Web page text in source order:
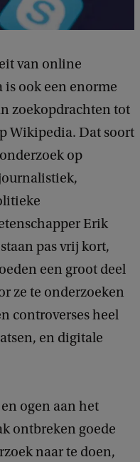
van online
ook een enorme
zoekopdrachten tot
Wikipedia. Dat soort
op
Erik
pas vrij kort,
een groot deel
ze te onderzoeken
controverses heel
en digitale
ogen aan het
ontbreken goede
naar te doen,